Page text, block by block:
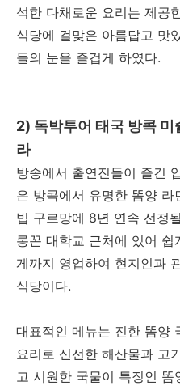
석한 다채로운 요리는 제공
식당에 걸맞은 아름답고 맛
들의 눈을 즐겁게 하였다.
2) 독박투어 태국 방콕
라
방송에서 출연진들이 즐긴
은 방콕에서 유명한 똠양
빕 구르망에 8년 연속 선정
롱꼰 대학교 근처에 있어
게까지 영업하여 현지인과
식당이다.
대표적인 메뉴는 진한 똠양
요리로 신선한 해산물과 고
고 시원한 국물이 특징인